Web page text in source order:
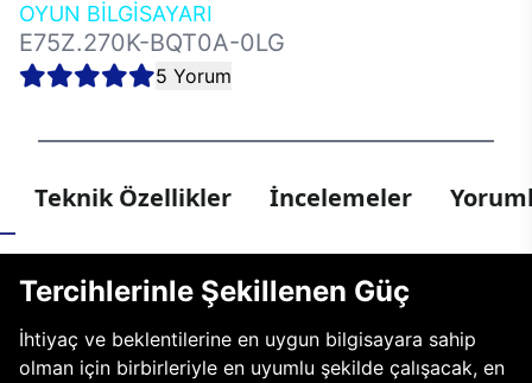
OYUN BİLGİSAYARI
E75Z.270K-BQT0A-0LG
5 Yorum
Teknik Özellikler İncelemeler
Tercihlerinle Şekillenen Güç
İhtiyaç ve beklentilerine en uygun bilgisayara sahip
olman için birbirleriyle en uyumlu şekilde çalışacak, en